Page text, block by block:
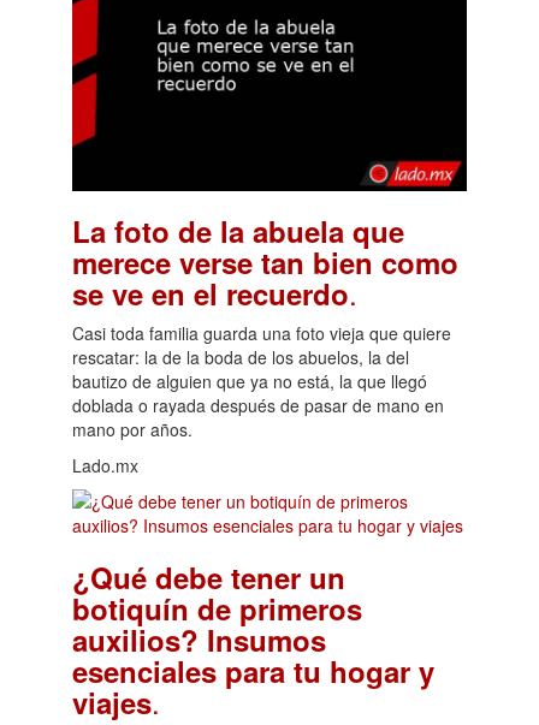
La foto de la abuela que
merece verse tan bien como
se ve en el recuerdo.
Casi toda familia guarda una foto vieja que quiere
rescatar: la de la boda de los abuelos, la del
bautizo de alguien que ya no está, la que llegó
doblada o rayada después de pasar de mano en
mano por años.
Lado.mx
¿Qué debe tener un
botiquín de primeros
auxilios? Insumos
esenciales para tu hogar y
viajes.